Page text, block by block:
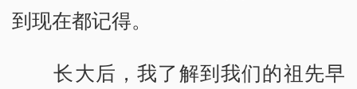
到现在都记得。
长大后，我了解到我们的祖先早